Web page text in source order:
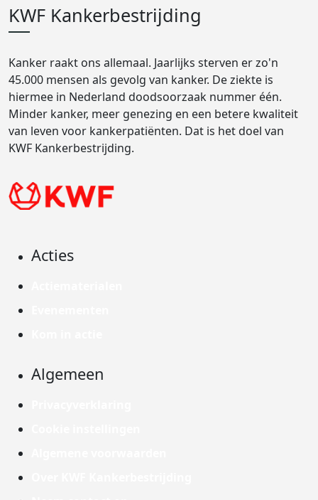
KWF Kankerbestrijding
Kanker raakt ons allemaal. Jaarlijks sterven er zo'n
45.000 mensen als gevolg van kanker. De ziekte is
hiermee in Nederland doodsoorzaak nummer één.
Minder kanker, meer genezing en een betere kwaliteit
van leven voor kankerpatiënten. Dat is het doel van
KWF Kankerbestrijding.
Acties
Algemeen